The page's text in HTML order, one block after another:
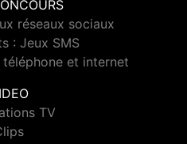
réseaux sociaux
: Jeux SMS
téléphone et internet
TV